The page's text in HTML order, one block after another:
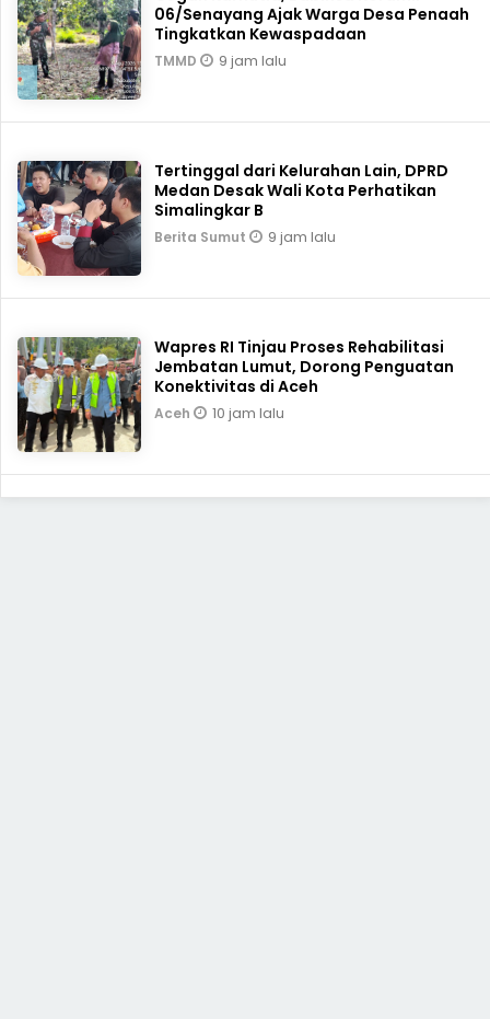
06/Senayang Ajak Warga Desa Penaah
Tingkatkan Kewaspadaan
TMMD 9 jam lalu
Tertinggal dari Kelurahan Lain, DPRD
Medan Desak Wali Kota Perhatikan
Simalingkar B
Berita Sumut 9 jam lalu
Wapres RI Tinjau Proses Rehabilitasi
Jembatan Lumut, Dorong Penguatan
Konektivitas di Aceh
Aceh 10 jam lalu